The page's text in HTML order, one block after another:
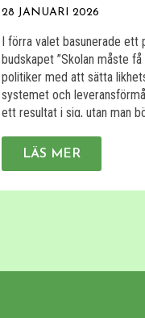
28 JANUARI 2026
I förra valet basunerade ett
budskapet ”Skolan måste
politiker med att sätta
systemet och
ett resultat i sig, utan man
LÄS MER